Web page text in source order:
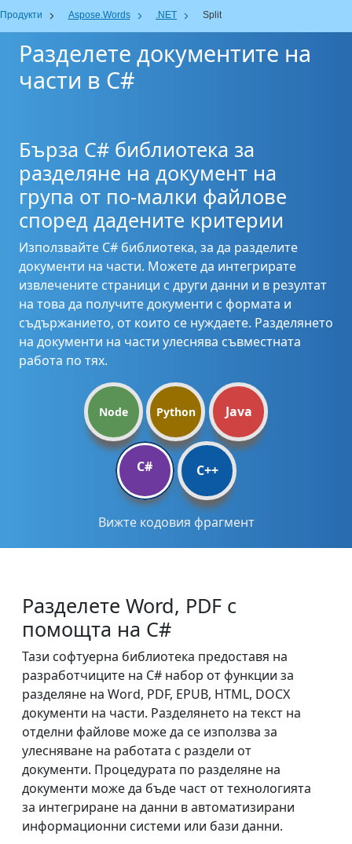
Продукти Aspose.Words .NET Split
Разделете документите на
части в C#
Бърза C# библиотека за
разделяне на документ на
група от по-малки файлове
според дадените критерии
Използвайте C# библиотека, за да разделите
документи на части. Можете да интегрирате
извлечените страници с други данни и в резултат
на това да получите документи с формата и
съдържанието, от които се нуждаете. Разделянето
на документи на части улеснява съвместната
работа по тях.
Node Python Java
C# C++
Вижте кодовия фрагмент
Разделете Word, PDF с
помощта на C#
Тази софтуерна библиотека предоставя на
разработчиците на C# набор от функции за
разделяне на Word, PDF, EPUB, HTML, DOCX
документи на части. Разделянето на текст на
отделни файлове може да се използва за
улесняване на работата с раздели от
документи. Процедурата по разделяне на
документи може да бъде част от технологията
за интегриране на данни в автоматизирани
информационни системи или бази данни.